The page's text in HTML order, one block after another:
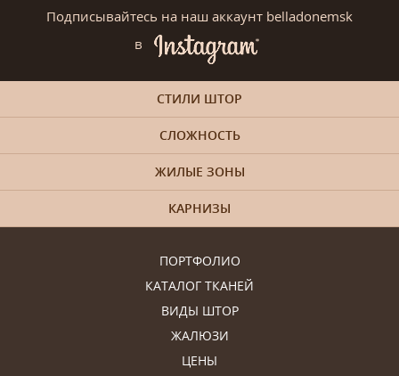
Подписывайтесь на наш аккаунт belladonemsk
в
ПОРТФОЛИО
КАТАЛОГ ТКАНЕЙ
ВИДЫ ШТОР
ЖАЛЮЗИ
ЦЕНЫ
СТИЛИ ШТОР
СЛОЖНОСТЬ
ЖИЛЫЕ ЗОНЫ
КАРНИЗЫ